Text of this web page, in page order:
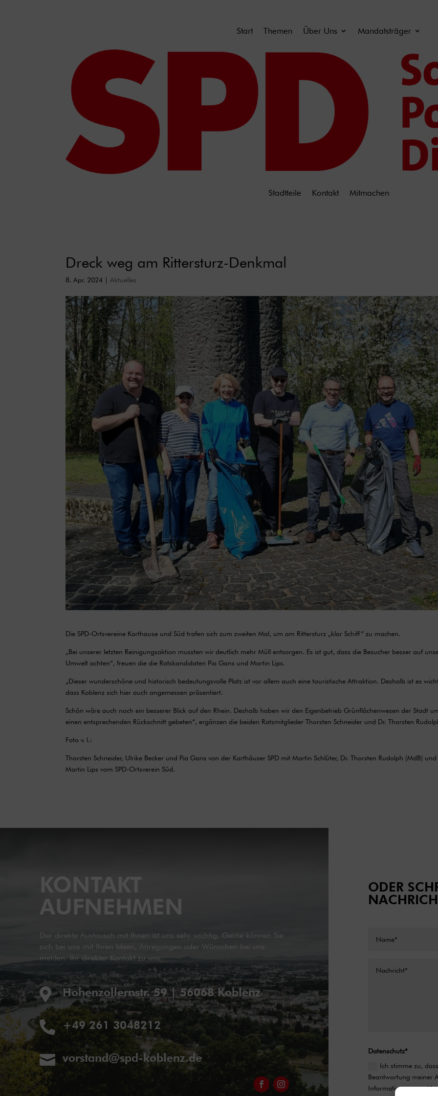
Start Themen Über Uns Mandatsträger
Stadtteile Kontakt Mitmachen
Dreck weg am Rittersturz-Denkmal
8. Apr. 2024 Aktuelles
Die SPD-Ortsvereine Karthause und Süd trafen sich zum zweiten Mal, um am Rittersturz „klar Schiff“ zu machen.
„Bei unserer letzten Reinigungsaktion mussten wir deutlich mehr Müll entsorgen. Es ist gut, dass die Besucher besser auf
Umwelt achten“, freuen die die Ratskandidaten Pia Gans und Martin Lips.
„Dieser wunderschöne und historisch bedeutungsvolle Platz ist vor allem auch eine touristische Attraktion. Deshalb ist es
dass Koblenz sich hier auch angemessen präsentiert.
Schön wäre auch noch ein besserer Blick auf den Rhein. Deshalb haben wir den Eigenbetrieb Grünflächenwesen der Stadt
einen entsprechenden Rückschnitt gebeten“, ergänzen die beiden Ratsmitglieder Thorsten Schneider und Dr. Thorsten
Foto v. l.:
Thorsten Schneider, Ulrike Becker und Pia Gans von der Karthäuser SPD mit Martin Schlüter, Dr. Thorsten Rudolph (MdB) und
Martin Lips vom SPD-Ortsverein Süd.
KONTAKT
AUFNEHMEN
Der direkte Austausch mit Ihnen ist uns sehr wichtig. Gerne können Sie
sich bei uns mit Ihren Ideen, Anregungen oder Wünschen bei uns
melden. Ihr direkter Kontakt zu uns:
 Hohenzollernstr. 59 | 56068 Koblenz
 +49 261 3048212
 vorstand@spd-koblenz.de
ODER
Datenschutz*
Ich stimme zu,
Beantwortung meiner
Informationen zum